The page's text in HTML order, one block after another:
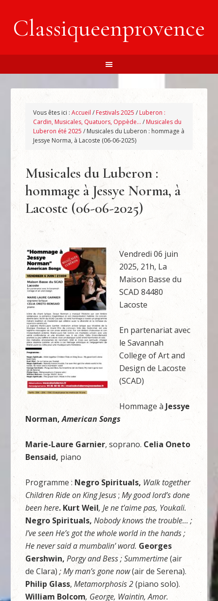
Classiqueenprovence
Vous êtes ici :Accueil / Festivals 2025 / Luberon :
Cardin, Musicales, Quatuors, Oppède… / Musicales du
Luberon été 2025 / Musicales du Luberon : hommage à
Jessye Norma, à Lacoste (06-06-2025)
Musicales du Luberon :
hommage à Jessye Norma, à
Lacoste (06-06-2025)
Vendredi 06 juin
2025, 21h, La
Maison Basse du
SCAD 84480
Lacoste
En partenariat avec
le Savannah
College of Art and
Design de Lacoste
(SCAD)
Hommage à Jessye
Norman,American Songs
Marie-Laure Garnier, soprano. Celia Oneto
Bensaid, piano
Programme : Negro Spirituals, Walk together
Children Ride on King Jesus;My good lord’s done
been here. Kurt Weil, Je ne t’aime pas, Youkali.
Negro Spirituals,Nobody knows the trouble… ;
I’ve seen He’s got the whole world in the hands ;
He never said a mumbalin’ word. Georges
Gershwin,Porgy and Bess; Summertime(air
de Clara); My man’s gone now(air de Serena).
Philip Glass,Metamorphosis 2(piano solo).
William Bolcom, George, Waintin, Amor.